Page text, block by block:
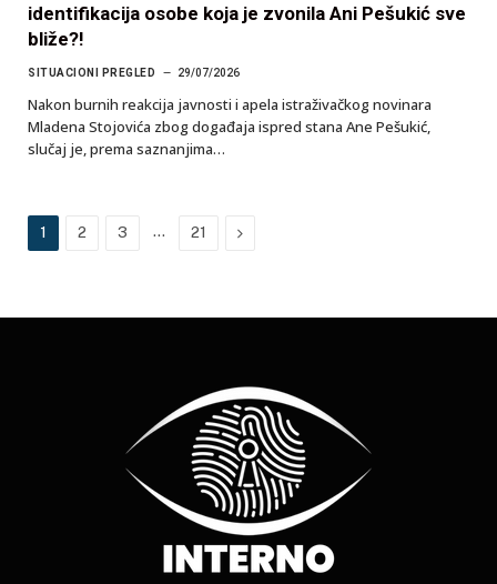
identifikacija osobe koja je zvonila Ani Pešukić sve
bliže?!
SITUACIONI PREGLED 29/07/2026
Nakon burnih reakcija javnosti i apela istraživačkog novinara
Mladena Stojovića zbog događaja ispred stana Ane Pešukić,
slučaj je, prema saznanjima…
1 2 3 … 21 Next